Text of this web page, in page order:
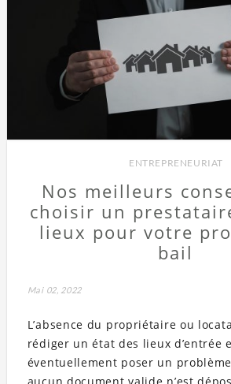
ENTREPRENEURIAT
Nos meilleurs
choisir un
lieux pour votre
bail
Mai 02, 2022
L’absence du propriétaire ou
rédiger un état des lieux d’entrée
éventuellement poser un
aucun document valide n’est